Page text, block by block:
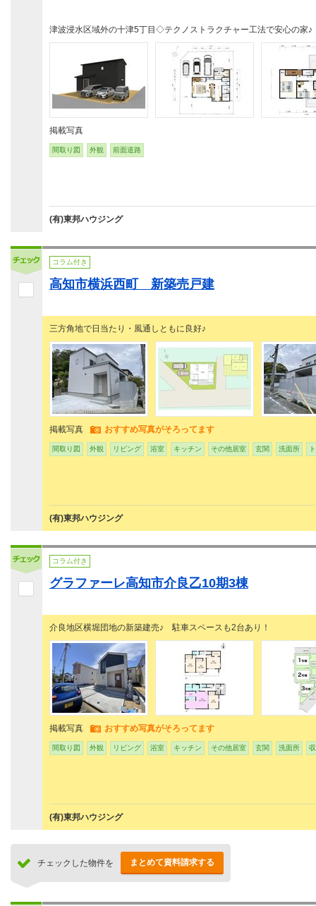
津波浸水区域外の十津5丁目◇テクノストラクチャー工法で安心の家♪
掲載写真
間取り図 外観 前面道路
(有)東邦ハウジング
コラム付き
高知市横浜西町 新築売戸建
三方角地で日当たり・風通しともに良好♪
掲載写真 おすすめ写真がそろってます
間取り図 外観 リビング 浴室 キッチン その他居室 玄関 洗面所
(有)東邦ハウジング
コラム付き
グラファーレ高知市介良乙10期3棟
介良地区横堀団地の新築建売♪ 駐車スペースも2台あり！
掲載写真 おすすめ写真がそろってます
間取り図 外観 リビング 浴室 キッチン その他居室 玄関 洗面所
(有)東邦ハウジング
チェックした物件を まとめて資料請求する